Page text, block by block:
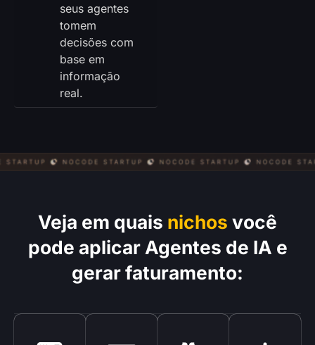
seus agentes
tomem
decisões com
base em
informação
real.
Veja em quais nichos você
pode aplicar Agentes de IA e
gerar faturamento: